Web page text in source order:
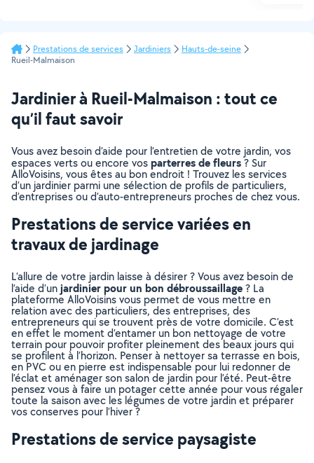
Prestations de services Jardiniers
Hauts-de-seine
Rueil-Malmaison
Jardinier à Rueil-Malmaison : tout ce
qu’il faut savoir
Vous avez besoin d’aide pour l’entretien de votre jardin, vos
espaces verts ou encore vosparterres de fleurs? Sur
AlloVoisins, vous êtes au bon endroit ! Trouvez les services
d’un jardinier parmi une sélection de profils de particuliers,
d’entreprises ou d’auto-entrepreneurs proches de chez vous.
Prestations de service variées en
travaux de jardinage
L’allure de votre jardin laisse à désirer ? Vous avez besoin de
l’aide d’unjardinier pour un bon débroussaillage? La
plateforme AlloVoisins vous permet de vous mettre en
relation avec des particuliers, des entreprises, des
entrepreneurs qui se trouvent près de votre domicile. C’est
en effet le moment d’entamer un bon nettoyage de votre
terrain pour pouvoir profiter pleinement des beaux jours qui
se profilent à l’horizon. Penser à nettoyer sa terrasse en bois,
en PVC ou en pierre est indispensable pour lui redonner de
l’éclat et aménager son salon de jardin pour l’été. Peut-être
pensez vous à faire un potager cette année pour vous régaler
toute la saison avec les légumes de votre jardin et préparer
vos conserves pour l’hiver ?
Prestations de service paysagiste